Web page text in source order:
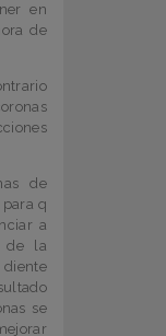
en
de
de
q
a
de la
se